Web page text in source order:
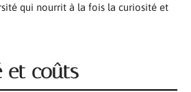
qui nourrit à la fois la curiosité et
et coûts